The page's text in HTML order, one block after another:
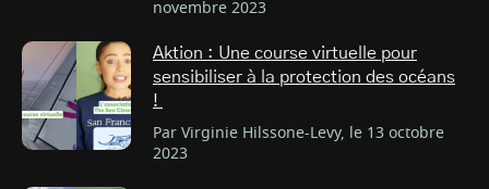
novembre 2023
Aktion : Une course virtuelle pour
sensibiliser à la protection des océans
!
Par Virginie Hilssone-Levy, le 13 octobre
2023